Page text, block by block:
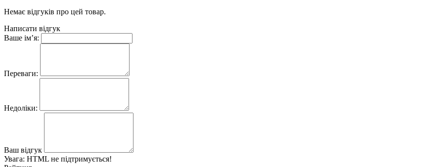
Немає відгуків про цей товар.
Написати відгук
Ваше ім’я:
Переваги:
Недоліки:
Ваш відгук
Увага: HTML не підтримується!